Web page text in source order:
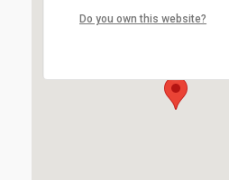
常磐城5丁目701-2 - 上田市
Do you own this website?